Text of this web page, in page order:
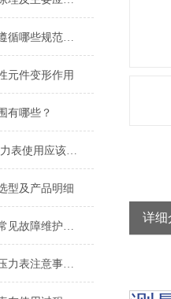
精密压力表使用应遵循哪些规范，如何使用更精确？
元件变形作用
有哪些？
精密压力表 精密压力表使用应该注意的6个方面
型及产品明细
耐震精密压力表的常见故障维护保养
使用全不锈钢精密压力表注意事项少不了
详细